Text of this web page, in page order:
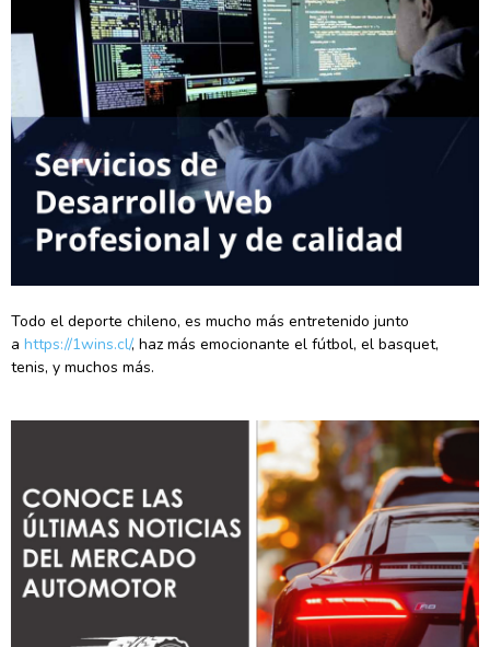
Todo el deporte chileno, es mucho más entretenido junto
a https://1wins.cl/, haz más emocionante el fútbol, el basquet,
tenis, y muchos más.